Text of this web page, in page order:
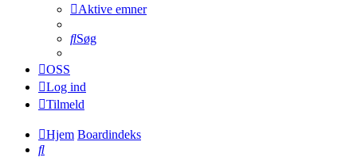
Aktive emner
Søg
OSS
Log ind
Tilmeld
Hjem Boardindeks
Søg